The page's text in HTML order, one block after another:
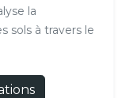
la
sols à travers le